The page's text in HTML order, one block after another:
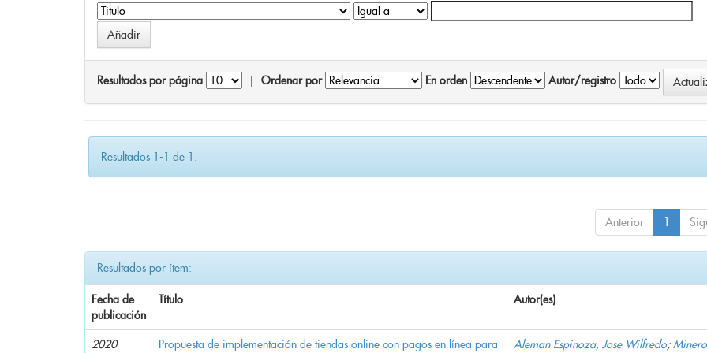
Resultados por página Ordenar por En orden Autor/registro
Resultados 1-1 de 1.
Anterior 1
Resultados por ítem:
Fecha de
publicación
Título Autor(es)
2020 Propuesta de implementación de tiendas online con pagos en línea para Aleman Espinoza, Jose Wilfredo;Minero